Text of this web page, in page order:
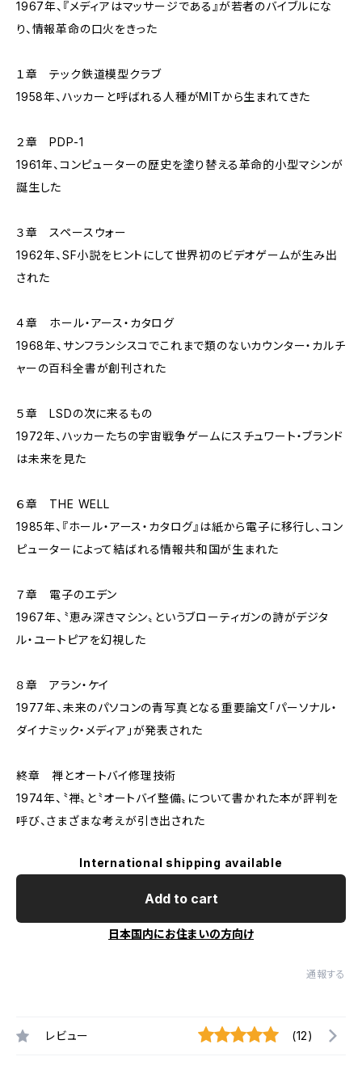
1967年、『メディアはマッサージである』が若者のバイブルにな
り、情報革命の口火をきった
１章 テック鉄道模型クラブ
1958年、ハッカーと呼ばれる人種がMITから生まれてきた
２章 PDP-1
1961年、コンピューターの歴史を塗り替える革命的小型マシンが
誕生した
３章 スペースウォー
1962年、SF小説をヒントにして世界初のビデオゲームが生み出
された
４章 ホール・アース・カタログ
1968年、サンフランシスコでこれまで類のないカウンター・カルチ
ャーの百科全書が創刊された
５章 LSDの次に来るもの
1972年、ハッカーたちの宇宙戦争ゲームにスチュワート・ブランド
は未来を見た
６章 THE WELL
1985年、『ホール・アース・カタログ』は紙から電子に移行し、コン
ピューターによって結ばれる情報共和国が生まれた
７章 電子のエデン
1967年、〝恵み深きマシン〟というブローティガンの詩がデジタ
ル・ユートピアを幻視した
８章 アラン・ケイ
1977年、未来のパソコンの青写真となる重要論文「パーソナル・
ダイナミック・メディア」が発表された
終章 禅とオートバイ修理技術
1974年、〝禅〟と〝オートバイ整備〟について書かれた本が評判を
呼び、さまざまな考えが引き出された
International shipping available
Add to cart
日本国内にお住まいの方向け
通報する
レビュー (12)